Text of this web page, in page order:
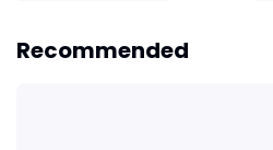
Recommended